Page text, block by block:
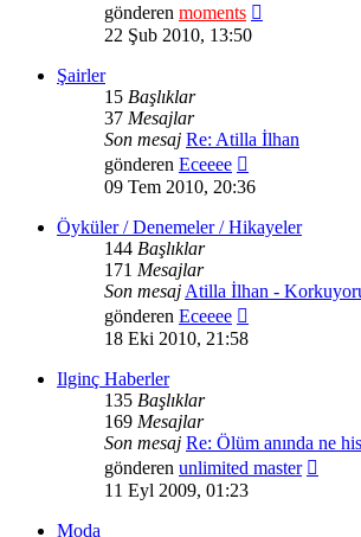
gönderen moments
22 Şub 2010, 13:50
Şairler
15 Başlıklar
37 Mesajlar
Son mesaj Re: Atilla İlhan
gönderen Eceeee
mesajı
09 Tem 2010, 20:36
Öyküler / Denemeler / Hikayeler
144 Başlıklar
171 Mesajlar
Son mesajAtilla İlhan -
gönderen Eceeee
18 Eki 2010, 21:58
Ilginç Haberler
135 Başlıklar
169 Mesajlar
Son mesaj Re: Ölüm anında ne
gönderen unlimited master
11 Eyl 2009, 01:23
Moda